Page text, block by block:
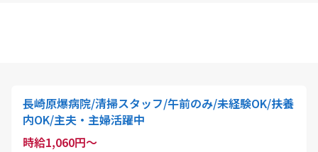
長崎原爆病院/清掃スタッフ/午前のみ/未経験OK/扶養
内OK/主夫・主婦活躍中
時給1,060円～